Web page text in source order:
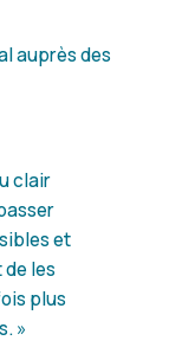
auprès des
clair
et
les
plus
»